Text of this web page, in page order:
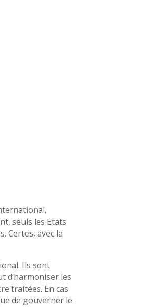
seuls les Etats
Certes, avec la
Ils sont
d’harmoniser les
traitées. En cas
de gouverner le